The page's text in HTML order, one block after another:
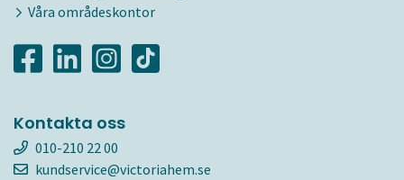
Våra områdeskontor
Kontakta oss
010-210 22 00
kundservice@victoriahem.se